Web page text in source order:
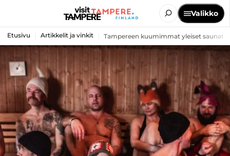
Valikko
Etusivu Artikkelit ja vinkit Tampereen kuumimmat yleiset saunat